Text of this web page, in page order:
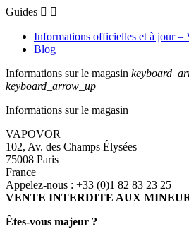
Guides  
Informations officielles et à jour –
Blog
Informations sur le magasin
keyboard_arrow_up
Informations sur le magasin
VAPOVOR
102, Av. des Champs Élysées
75008 Paris
France
Appelez-nous : +33 (0)1 82 83 23 25
VENTE INTERDITE AUX
Êtes-vous majeur ?